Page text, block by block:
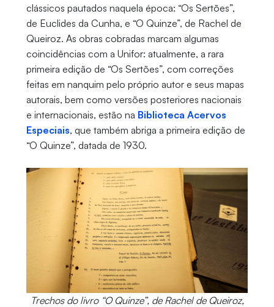
clássicos pautados naquela época: “Os Sertões”,
de Euclides da Cunha, e “O Quinze”, de Rachel de
Queiroz. As obras cobradas marcam algumas
coincidências com a Unifor: atualmente, a rara
primeira edição de “Os Sertões”, com correções
feitas em nanquim pelo próprio autor e seus mapas
autorais, bem como versões posteriores nacionais
e internacionais, estão na Biblioteca Acervos
Especiais, que também abriga a primeira edição de
“O Quinze”, datada de 1930.
Trechos do livro “O Quinze”, de Rachel de Queiroz,